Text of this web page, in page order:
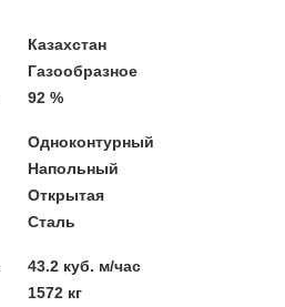
Казахстан
Газообразное
92 %
Одноконтурный
Напольный
Открытая
Сталь
43.2 куб. м/час
1572 кг